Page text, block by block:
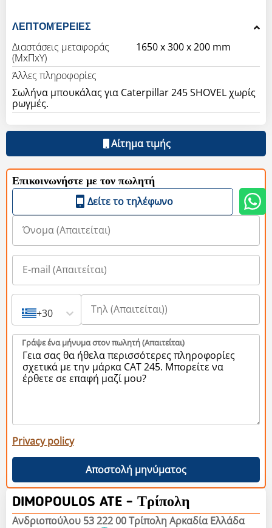
ΛΕΠΤΟΜΈΡΕΙΕΣ
Διαστάσεις μεταφοράς
(ΜxΠxΥ)
1650 x 300 x 200 mm
Άλλες πληροφορίες
Σωλήνα μπουκάλας για Caterpillar 245 SHOVEL χωρίς
ρωγμές.
Αίτημα τιμής
Επικοινωνήστε με τον πωλητή
Δείτε το τηλέφωνο
+30
Γράψε ένα μήνυμα στον πωλητή (Aπαιτείται)
Privacy policy
Αποστολή μηνύματος
DIMOPOULOS ATE - Τρίπολη
Ανδριοπούλου 53 222 00 Τρίπολη Αρκαδία Ελλάδα